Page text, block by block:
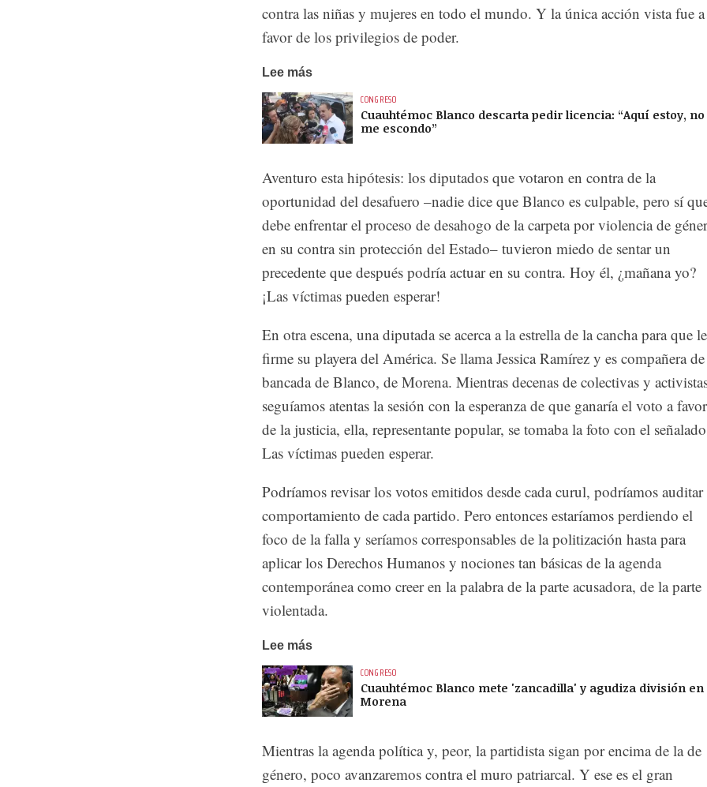
contra las niñas y mujeres en todo el mundo. Y la única acción vista fue a
favor de los privilegios de poder.
Lee más
CONGRESO
Cuauhtémoc Blanco descarta pedir licencia: “Aquí estoy, no
me escondo”
Aventuro esta hipótesis: los diputados que votaron en contra de la
oportunidad del desafuero –nadie dice que Blanco es culpable, pero sí
debe enfrentar el proceso de desahogo de la carpeta por violencia de
en su contra sin protección del Estado– tuvieron miedo de sentar un
precedente que después podría actuar en su contra. Hoy él, ¿mañana yo?
¡Las víctimas pueden esperar!
En otra escena, una diputada se acerca a la estrella de la cancha para que le
firme su playera del América. Se llama Jessica Ramírez y es compañera de
bancada de Blanco, de Morena. Mientras decenas de colectivas y
seguíamos atentas la sesión con la esperanza de que ganaría el voto a favor
de la justicia, ella, representante popular, se tomaba la foto con el
Las víctimas pueden esperar.
Podríamos revisar los votos emitidos desde cada curul, podríamos auditar
comportamiento de cada partido. Pero entonces estaríamos perdiendo el
foco de la falla y seríamos corresponsables de la politización hasta para
aplicar los Derechos Humanos y nociones tan básicas de la agenda
contemporánea como creer en la palabra de la parte acusadora, de la parte
violentada.
Lee más
CONGRESO
Cuauhtémoc Blanco mete 'zancadilla' y agudiza división en
Morena
Mientras la agenda política y, peor, la partidista sigan por encima de la de
género, poco avanzaremos contra el muro patriarcal. Y ese es el gran